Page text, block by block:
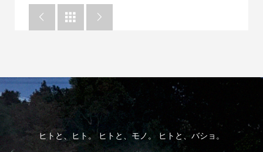
  
ヒトと、ヒト。 ヒトと、モノ。 ヒトと、バショ。